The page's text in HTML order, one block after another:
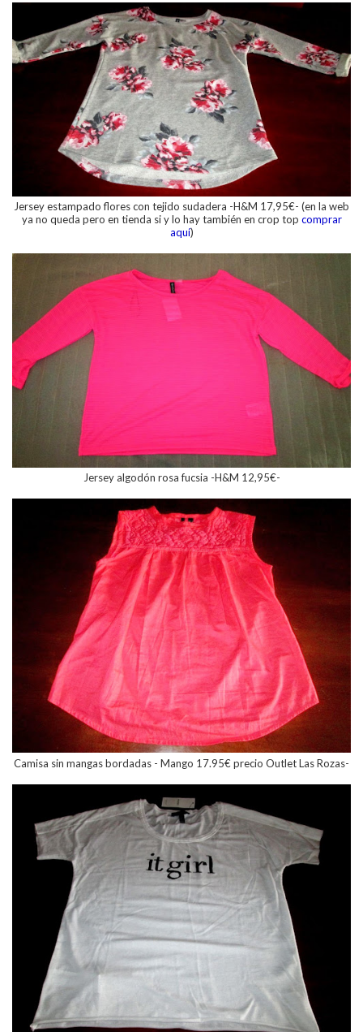
Jersey estampado flores con tejido sudadera -H&M 17,95€- (en la web
ya no queda pero en tienda si y lo hay también en crop top comprar
aquí)
Jersey algodón rosa fucsia -H&M 12,95€-
Camisa sin mangas bordadas - Mango 17.95€ precio Outlet Las Rozas-